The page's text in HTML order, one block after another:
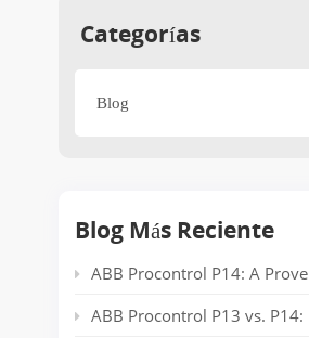
Categorías
Blog
Blog Más Reciente
ABB Procontrol P14: A Proven Power Plant Automation System Supporting Reliable Generation for Decades
ABB Procontrol P13 vs. P14: Technical Comparison and Spare Parts Guide